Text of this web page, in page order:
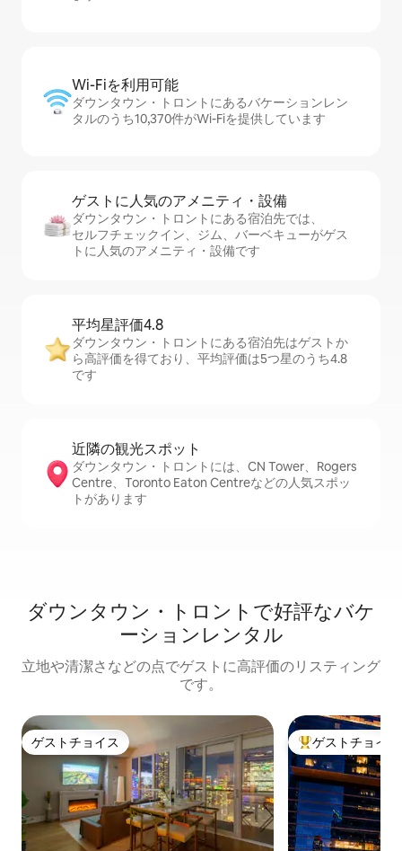
Wi-Fiを利⁠用⁠可⁠能
ダウンタウン・トロントにあるバケーションレン
タルのうち10,370件がWi-Fiを提供しています
ゲストに人⁠気⁠のア⁠メ⁠ニ⁠テ⁠ィ・設⁠備
ダウンタウン・トロントにある宿泊先では、
セ⁠ル⁠フチ⁠ェ⁠ッ⁠ク⁠イ⁠ン、ジム、バーベキューがゲス
トに人気のアメニティ・設備です
平均星評価4.8
ダウンタウン・トロントにある宿泊先はゲストか
ら高評価を得ており、平均評価は5つ星のうち4.8
です
近隣の観光ス⁠ポ⁠ッ⁠ト
ダウンタウン・トロントには、CN Tower、Rogers
Centre、Toronto Eaton Centreなどの人気スポッ
トがあります
ダウンタウン・トロントで好評なバケ
ーションレンタル
立地や清潔さなどの点でゲストに高評価のリスティング
です。
ゲストチョイス
ゲストチョイス 大好評のゲスト
ゲストチョイス